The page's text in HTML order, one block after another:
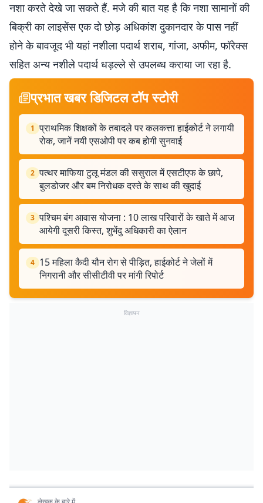
नशा करते देखे जा सकते हैं. मजे की बात यह है कि नशा सामानों की
बिक्री का लाइसेंस एक दो छोड़ अधिकांश दुकानदार के पास नहीं
होने के बावजूद भी यहां नशीला पदार्थ शराब, गांजा, अफीम, फॉरेक्स
सहित अन्य नशीले पदार्थ धड़ल्ले से उपलब्ध कराया जा रहा है.
प्रभात खबर डिजिटल टॉप स्टोरी
1 प्राथमिक शिक्षकों के तबादले पर कलकत्ता हाईकोर्ट ने लगायी
रोक, जानें नयी एसओपी पर कब होगी सुनवाई
2 पत्थर माफिया टुलू मंडल की ससुराल में एसटीएफ के छापे,
बुलडोजर और बम निरोधक दस्ते के साथ की खुदाई
3 पश्चिम बंग आवास योजना : 10 लाख परिवारों के खाते में आज
आयेगी दूसरी किस्त, शुभेंदु अधिकारी का ऐलान
4 15 महिला कैदी यौन रोग से पीड़ित, हाईकोर्ट ने जेलों में
निगरानी और सीसीटीवी पर मांगी रिपोर्ट
विज्ञापन